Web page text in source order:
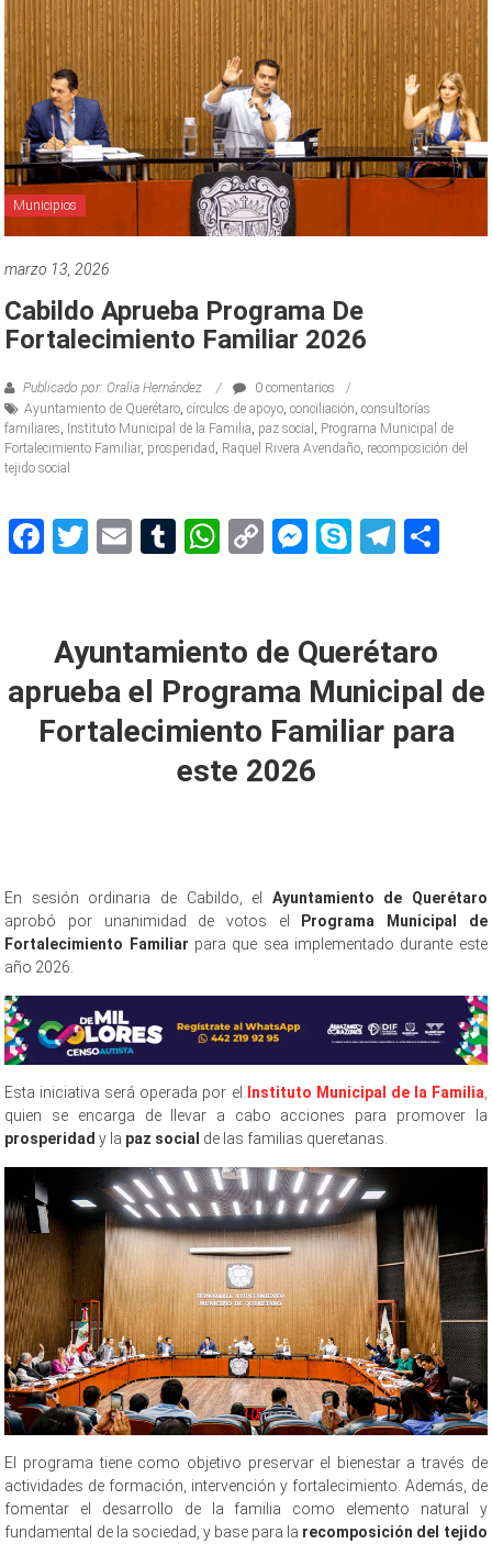
Municipios
marzo 13, 2026
Cabildo Aprueba Programa De
Fortalecimiento Familiar 2026
Publicado por: Oralia Hernández
0 comentarios
Ayuntamiento de Querétaro ,círculos de apoyo ,conciliación ,consultorías
familiares Instituto Municipal de la Familia paz social
Programa Municipal de
Fortalecimiento Familiar, prosperidad Raquel Rivera Avendaño recomposición del
tejido social
Facebook
Twitter
EmailTumblr
WhatsApp
CopyMessenger
Skype
Ayuntamiento de Querétaro
aprueba el Programa Municipal de
Fortalecimiento Familiar para
este 2026
En sesión ordinaria de Cabildo, el Ayuntamiento de Querétaro
aprobó por unanimidad de votos el Programa Municipal de
Fortalecimiento Familiar para que sea implementado durante este
año 2026.
Esta iniciativa será operada por el Instituto Municipal de la Familia
quien se encarga de llevar a cabo acciones para promover la
prosperidad y la paz social de las familias queretanas.
El programa tiene como objetivo preservar el bienestar a través de
actividades de formación, intervención y fortalecimiento. Además, de
fomentar el desarrollo de la familia como elemento natural y
fundamental de la sociedad, y base para la recomposición del tejido